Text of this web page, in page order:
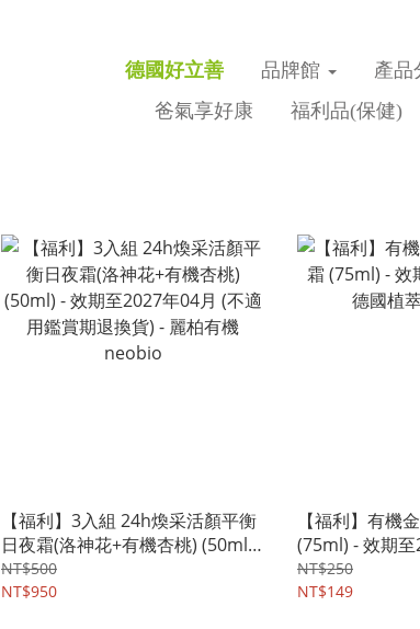
德國好立善 品牌館 產品
爸氣享好康
福利品(保健)
【福利】3入組 24h煥采活顏平衡
日夜霜(洛神花+有機杏桃) (50ml) -
效期至2027年04月 (不適用鑑賞期
退換貨) - 麗柏有機neobio
NT$500
NT$950
【福利】有機
(75ml) - 效期至
植萃cosnature
NT$250
NT$149